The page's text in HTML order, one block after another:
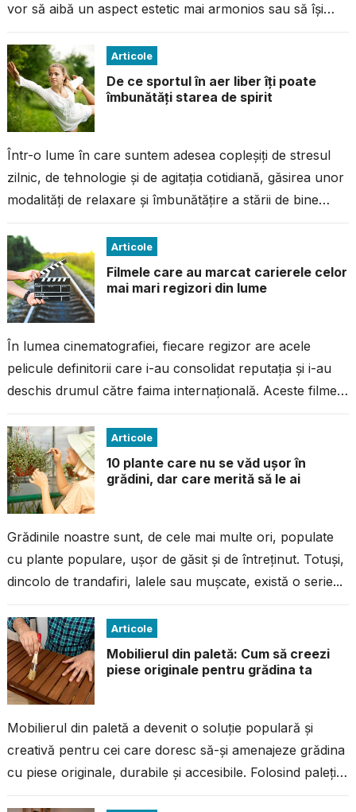
vor să aibă un aspect estetic mai armonios sau să își
Articole
De ce sportul în aer liber îți poate
îmbunătăți starea de spirit
Într-o lume în care suntem adesea copleșiți de stresul
zilnic, de tehnologie și de agitația cotidiană, găsirea unor
modalități de relaxare și îmbunătățire a stării de bine
Articole
Filmele care au marcat carierele celor
mai mari regizori din lume
În lumea cinematografiei, fiecare regizor are acele
pelicule definitorii care i-au consolidat reputația și i-au
deschis drumul către faima internațională. Aceste filme
Articole
10 plante care nu se văd ușor în
grădini, dar care merită să le ai
Grădinile noastre sunt, de cele mai multe ori, populate
cu plante populare, ușor de găsit și de întreținut. Totuși,
dincolo de trandafiri, lalele sau mușcate, există o serie...
Articole
Mobilierul din paletă: Cum să creezi
piese originale pentru grădina ta
Mobilierul din paletă a devenit o soluție populară și
creativă pentru cei care doresc să-și amenajeze grădina
cu piese originale, durabile și accesibile. Folosind paleți